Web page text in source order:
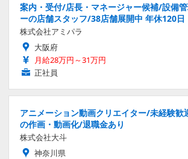
案内・受付/店長・マネージャー候補/設備
ーの店舗スタッフ/38店舗展開中 年休120日
株式会社アミパラ
大阪府
月給28万円～31万円
正社員
アニメーション動画クリエイター/未経験歓
の作画・動画化/退職金あり
株式会社大斗
神奈川県